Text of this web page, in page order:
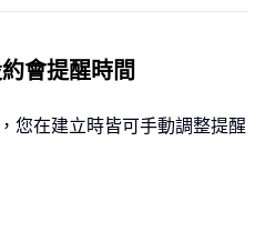
會提醒時間
您在建立時皆可手動調整提醒